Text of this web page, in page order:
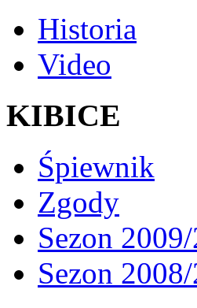
Historia
Video
KIBICE
Śpiewnik
Zgody
Sezon
Sezon